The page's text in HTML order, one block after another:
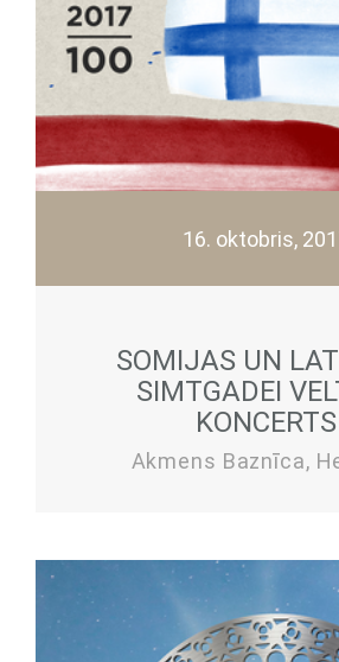
16. oktobris,
SOMIJAS UN
SIMTGADEI
KONCERTS
Akmens Baznīca,